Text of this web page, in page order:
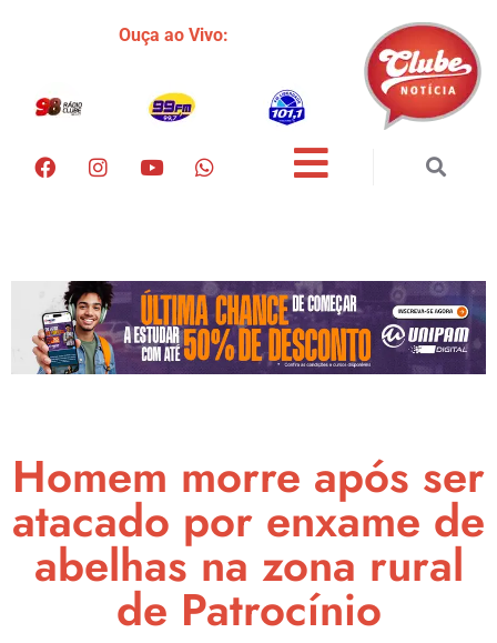
Ouça ao Vivo:
Homem morre após ser
atacado por enxame de
abelhas na zona rural
de Patrocínio